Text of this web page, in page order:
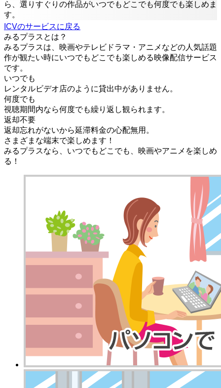
ら、選りすぐりの作品がいつでもどこでも何度でも楽しめま
す。
ICVのサービスに戻る
みるプラスとは？
みるプラスは、映画やテレビドラマ・アニメなどの人気話題
作が観たい時にいつでもどこでも楽しめる映像配信サービス
です。
いつでも
レンタルビデオ店のように貸出中がありません。
何度でも
視聴期間内なら何度でも繰り返し観られます。
返却不要
返却忘れがないから延滞料金の心配無用。
さまざまな端末で楽しめます！
みるプラスなら、いつでもどこでも、映画やアニメを楽しめ
る！